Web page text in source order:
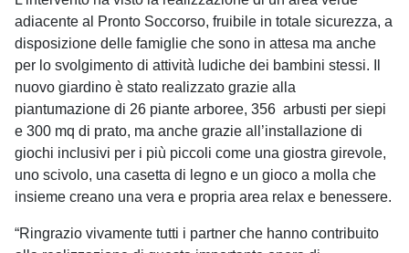
adiacente al Pronto Soccorso, fruibile in totale sicurezza, a
disposizione delle famiglie che sono in attesa ma anche
per lo svolgimento di attività ludiche dei bambini stessi. Il
nuovo giardino è stato realizzato grazie alla
piantumazione di 26 piante arboree, 356 arbusti per siepi
e 300 mq di prato, ma anche grazie all’installazione di
giochi inclusivi per i più piccoli come una giostra girevole,
uno scivolo, una casetta di legno e un gioco a molla che
insieme creano una vera e propria area relax e benessere.
“Ringrazio vivamente tutti i partner che hanno contribuito